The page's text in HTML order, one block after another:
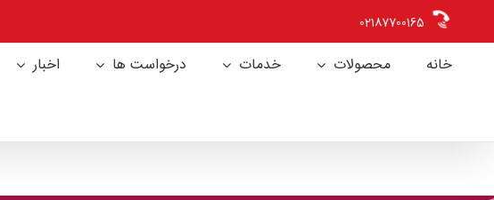
content
02187700165
خانه محصولات خدمات درخواست ها اخبار